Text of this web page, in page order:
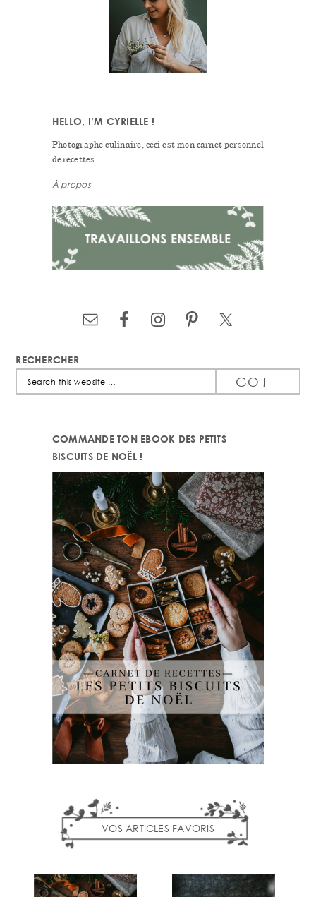
HELLO, I’M CYRIELLE !
Photographe culinaire, ceci est mon carnet personnel
de recettes
À propos
RECHERCHER
COMMANDE TON EBOOK DES PETITS
BISCUITS DE NOËL !
VOS ARTICLES FAVORIS